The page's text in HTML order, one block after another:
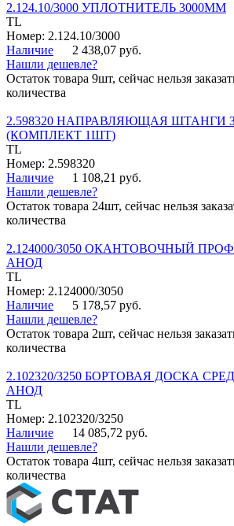
2.124.10/3000 УПЛОТНИТЕЛЬ 3000ММ
TL
Номер: 2.124.10/3000
Наличие
2 438,07 руб.
Нашли дешевле?
Остаток товара 9шт, сейчас нельзя
количества
2.598320 НАПРАВЛЯЮЩАЯ ШТАНГИ
(КОМПЛЕКТ 1ШТ)
TL
Номер: 2.598320
Наличие
1 108,21 руб.
Нашли дешевле?
Остаток товара 24шт, сейчас нельзя
количества
2.124000/3050 ОКАНТОВОЧНЫЙ
АНОД
TL
Номер: 2.124000/3050
Наличие
5 178,57 руб.
Нашли дешевле?
Остаток товара 2шт, сейчас нельзя
количества
2.102320/3250 БОРТОВАЯ ДОСКА
АНОД
TL
Номер: 2.102320/3250
Наличие
14 085,72 руб.
Нашли дешевле?
Остаток товара 4шт, сейчас нельзя
количества